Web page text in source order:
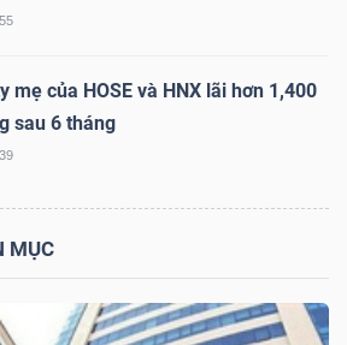
mẹ của HOSE và HNX lãi hơn 1,400
sau 6 tháng
MỤC